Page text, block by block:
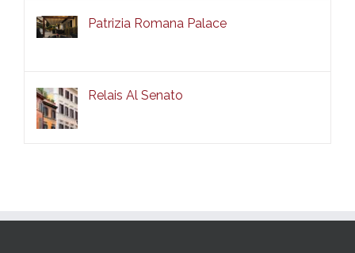
Patrizia Romana Palace
Relais Al Senato